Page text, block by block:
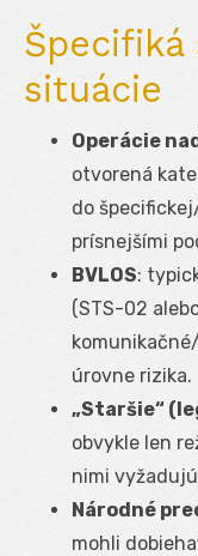
Špecifiká
situácie
Operácie
otvorená
do
prísnejšími
BVLOS:
(STS-02
úrovne rizika.
„Staršie“
obvykle len
nimi
Národné
mohli